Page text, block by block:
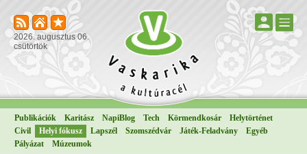
2026. augusztus 06.
csütörtök
Publikációk Karitász NapiBlog Tech Körmendkosár
Helytörténet
Civil
Helyi fókusz Lapszél Szomszédvár Játék-Feladvány
Egyéb
Pályázat
Múzeumok